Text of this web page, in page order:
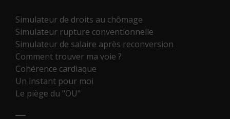
Simulateur de droits au chômage
Simulateur rupture conventionnelle
Simulateur de salaire après reconversion
Comment trouver ma voie ?
Cohérence cardiaque
Un instant pour moi
Le piège du "OU"